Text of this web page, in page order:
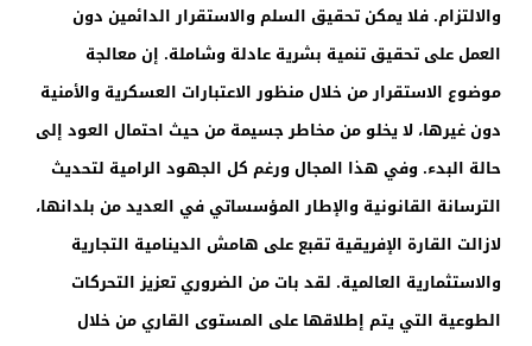
والالتزام. فلا يمكن تحقيق السلم والاستقرار الدائمين دون
العمل على تحقيق تنمية بشرية عادلة وشاملة. إن معالجة
موضوع الاستقرار من خلال منظور الاعتبارات العسكرية والأمنية
دون غيرها، لا يخلو من مخاطر جسيمة من حيث احتمال العود إلى
حالة البدء. وفي هذا المجال ورغم كل الجهود الرامية لتحديث
الترسانة القانونية والإطار المؤسساتي في العديد من بلدانها،
لازالت القارة الإفريقية تقبع على هامش الدينامية التجارية
والاستثمارية العالمية. لقد بات من الضروري تعزيز التحركات
الطوعية التي يتم إطلاقها على المستوى القاري من خلال